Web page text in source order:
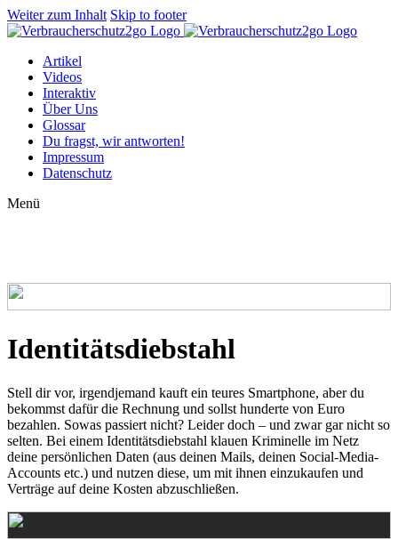
Weiter zum Inhalt Skip to footer
Artikel
Videos
Interaktiv
Über Uns
Glossar
Du fragst, wir antworten!
Impressum
Datenschutz
Menü
Identitätsdiebstahl
Stell dir vor, irgendjemand kauft ein teures Smartphone, aber du
bekommst dafür die Rechnung und sollst hunderte von Euro
bezahlen. Sowas passiert nicht? Leider doch – und zwar gar nicht so
selten. Bei einem Identitätsdiebstahl klauen Kriminelle im Netz
deine persönlichen Daten (aus deinen Mails, deinen Social-Media-
Accounts etc.) und nutzen diese, um mit ihnen einzukaufen und
Verträge auf deine Kosten abzuschließen.